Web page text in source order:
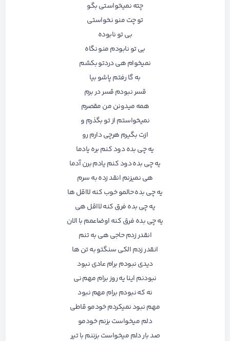
چته نمیخواستی بگو
تو چت منو نخواستی
بی تو نابوده
بی تو نابودم منو نگاه
نمیخوام هی دردتو بکشم
به گا رفتم پاشو بیا
قسر نبودم قسر در برم
همه میدونن من مقصرم
نمیخواستم از تو بگذرم و
ازت بگیرم هرچی دارم رو
یه چی بده دود کنم بره یادما
یه چی بده دود کنم یادم برن آدما
هی نمیزنم انقد زده به سرم
یه چی بده حالمو خوب کنه لااقل ها
یه چی بده فرق کنه لااقل هی
یه چی بده فرق کنه اوضاعمم با الان
انقدر زدم حاجی هی به تنم
انقدر زدم الکی سنگتو به تن ها
دیدی نبودم برام عادی نبود
نبودنم اینا یه روز برام مهم نی
نه که نبودم برام مهم نبود
مهم نبود نمیکردم خودمو قاطی
دلم میخواست بزنم خودمو
صد بار دلم میخواست بزننم با تیر